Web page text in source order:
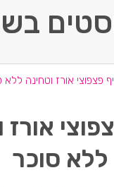
ב
אורז
ללא סוכר